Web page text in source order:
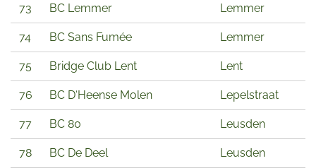
73 BC Lemmer Lemmer
74 BC Sans Fumée Lemmer
75 Bridge Club Lent Lent
76 BC D‘Heense Molen Lepelstraat
77 BC 80 Leusden
78 BC De Deel Leusden